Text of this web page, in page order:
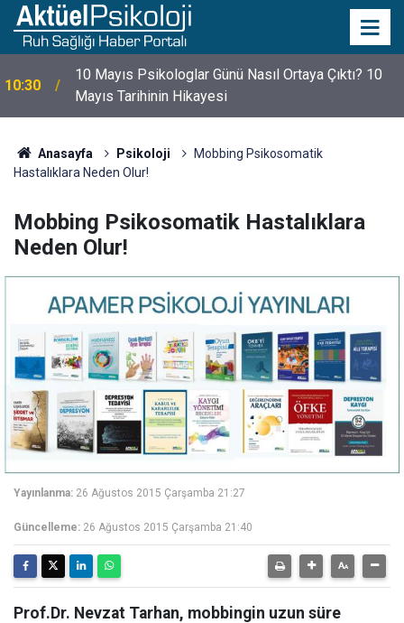
10:30
10 Mayıs Psikologlar Günü Nasıl Ortaya Çıktı? 10
Mayıs Tarihinin Hikayesi
Anasayfa Psikoloji
Mobbing Psikosomatik
Hastalıklara Neden Olur!
Mobbing Psikosomatik Hastalıklara
Neden Olur!
Yayınlanma: 26 Ağustos 2015 Çarşamba 21:27
Güncelleme: 26 Ağustos 2015 Çarşamba 21:40
Prof.Dr. Nevzat Tarhan, mobbingin uzun süre